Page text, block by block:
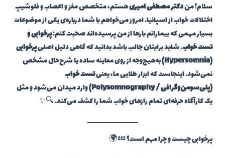
سلام! مندکتر مصطفی امیریهستم، متخصص مغز و اعصاب و فلوشیپ
اختلالات خواب از اسپانیا. امروز می‌خواهم با شما درباره‌ی یکی از موضوعات
بسیار مهمی که بیمارانم بارها از من پرسیده‌اند صحبت کنم:پرخوابی و
تست خواب. شاید برایتان جالب باشد بدانید که گاهی دلیل اصلیپرخوابی
(Hypersomnia)
به‌هیچ‌وجه از روی معاینه ساده یا شرح‌حال مشخص
نمی‌شود. اینجاست که ابزار طلایی ما، یعنیتست خواب
(پلی‌سومن‌وگرافی / Polysomnography)
وارد میدان می‌شود و مثل
یک کارآگاه حرفه‌ای تمام رازهای خواب شما را کشف می‌کند. 🔍✨
پرخوابی چیست و چرا مهم است؟ 💤🌍